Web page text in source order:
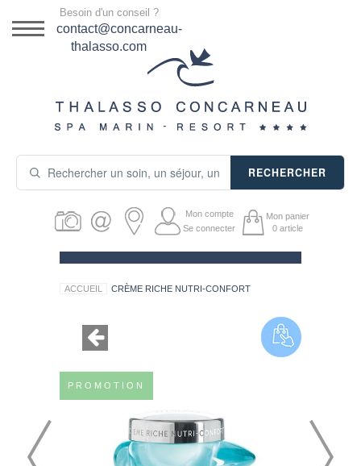
DESTINATION
SÉJOURS THALASSO
PRODUITS COSMÉTIQUES
GUIDE CADEAUX
Besoin d'un conseil ?
contact@concarneau-
thalasso.com
RECHERCHER
Mon compte
Se connecter
Mon panier
0 article
ACCUEIL CRÈME RICHE NUTRI-CONFORT
PROMOTION